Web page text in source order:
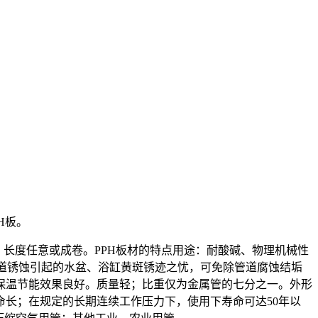
。
度任意或成卷。PPH板材的特点用途：耐酸碱、物理机械性
蚀引起的水盆、浴缸黄斑锈迹之忧，可免除管道腐蚀结垢
节能效果良好。质量轻；比重仅为金属管的七分之一。外形
；在规定的长期连续工作压力下，使用下寿命可达50年以